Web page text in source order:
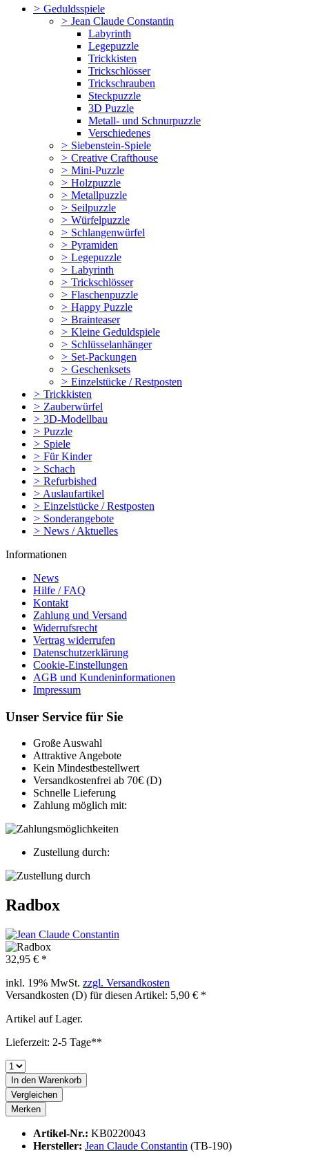
> Geduldsspiele
> Jean Claude Constantin
Labyrinth
Legepuzzle
Trickkisten
Trickschlösser
Trickschrauben
Steckpuzzle
3D Puzzle
Metall- und Schnurpuzzle
Verschiedenes
> Siebenstein-Spiele
> Creative Crafthouse
> Mini-Puzzle
> Holzpuzzle
> Metallpuzzle
> Seilpuzzle
> Würfelpuzzle
> Schlangenwürfel
> Pyramiden
> Legepuzzle
> Labyrinth
> Trickschlösser
> Flaschenpuzzle
> Happy Puzzle
> Brainteaser
> Kleine Geduldspiele
> Schlüsselanhänger
> Set-Packungen
> Geschenksets
> Einzelstücke / Restposten
> Trickkisten
> Zauberwürfel
> 3D-Modellbau
> Puzzle
> Spiele
> Für Kinder
> Schach
> Refurbished
> Auslaufartikel
> Einzelstücke / Restposten
> Sonderangebote
> News / Aktuelles
Informationen
News
Hilfe / FAQ
Kontakt
Zahlung und Versand
Widerrufsrecht
Vertrag widerrufen
Datenschutzerklärung
Cookie-Einstellungen
AGB und Kundeninformationen
Impressum
Unser Service für Sie
Große Auswahl
Attraktive Angebote
Kein Mindestbestellwert
Versandkostenfrei ab 70€ (D)
Schnelle Lieferung
Zahlung möglich mit:
Zustellung durch:
Radbox
32,95 € *
inkl. 19% MwSt. zzgl. Versandkosten
Versandkosten (D) für diesen Artikel: 5,90 € *
Artikel auf Lager.
Lieferzeit: 2-5 Tage**
In den Warenkorb
Vergleichen
Merken
Artikel-Nr.: KB0220043
Hersteller: Jean Claude Constantin (TB-190)